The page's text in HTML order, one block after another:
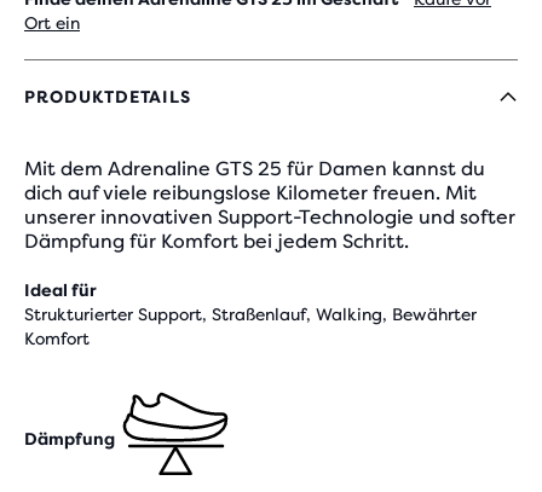
Ort ein
PRODUKTDETAILS
Mit dem Adrenaline GTS 25 für Damen kannst du
dich auf viele reibungslose Kilometer freuen. Mit
unserer innovativen Support-Technologie und softer
Dämpfung für Komfort bei jedem Schritt.
Ideal für
Strukturierter Support, Straßenlauf, Walking, Bewährter
Komfort
Dämpfung